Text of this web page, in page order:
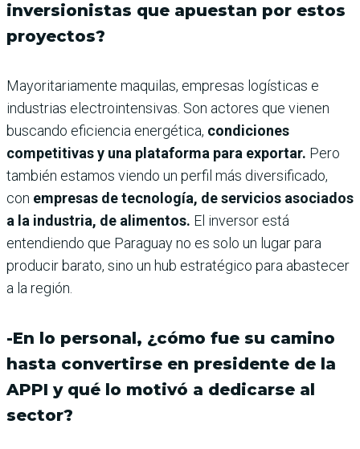
inversionistas que apuestan por estos
proyectos?
Mayoritariamente maquilas, empresas logísticas e
industrias electrointensivas. Son actores que vienen
buscando eficiencia energética, condiciones
competitivas y una plataforma para exportar. Pero
también estamos viendo un perfil más diversificado,
con empresas de tecnología, de servicios asociados
a la industria, de alimentos. El inversor está
entendiendo que Paraguay no es solo un lugar para
producir barato, sino un hub estratégico para abastecer
a la región.
-En lo personal, ¿cómo fue su camino
hasta convertirse en presidente de la
APPI y qué lo motivó a dedicarse al
sector?